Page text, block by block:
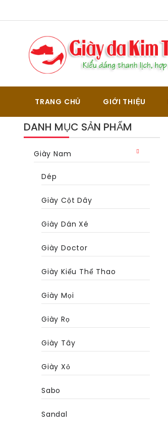
TRANG CHỦ GIỚI THIỆU
DANH MỤC SẢN PHẨM
Giày Nam
Dép
Giày Cột Dây
Giày Dán Xé
Giày Doctor
Giày Kiểu Thể Thao
Giày Mọi
Giày Rọ
Giày Tây
Giày Xỏ
Sabo
Sandal